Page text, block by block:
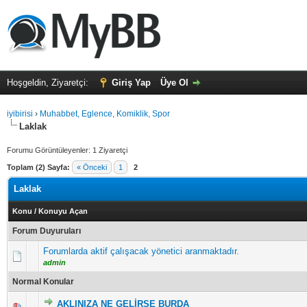
Hoşgeldin, Ziyaretçi: Giriş Yap Üye Ol
iyibirisi › Muhabbet, Eglence, Komiklik, Spor
Laklak
Forumu Görüntüleyenler: 1 Ziyaretçi
Toplam (2) Sayfa: « Önceki 1 2
Laklak
Konu / Konuyu Açan
Forum Duyuruları
Forumlarda aktif çalışacak yönetici aranmaktadır.
admin
Normal Konular
AKLINIZA NE GELİRSE BURDA